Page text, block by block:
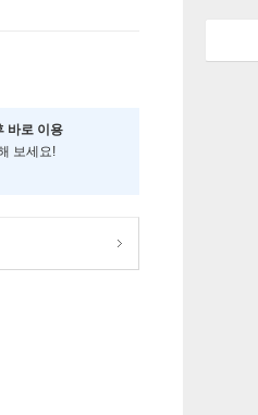
바로 이용
보세요!